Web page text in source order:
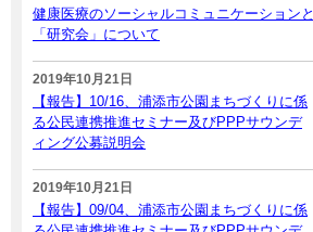
健康医療のソーシャルコミュニケーションと
「研究会」について
2019年10月21日
【報告】10/16、浦添市公園まちづくりに係
る公民連携推進セミナー及びPPPサウンデ
ィング公募説明会
2019年10月21日
【報告】09/04、浦添市公園まちづくりに係